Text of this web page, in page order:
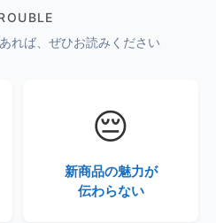
れば、ぜひお読みください
😔
新商品の魅力が
伝わらない